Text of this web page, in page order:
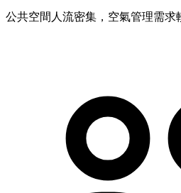
公共空間人流密集，空氣管理需求